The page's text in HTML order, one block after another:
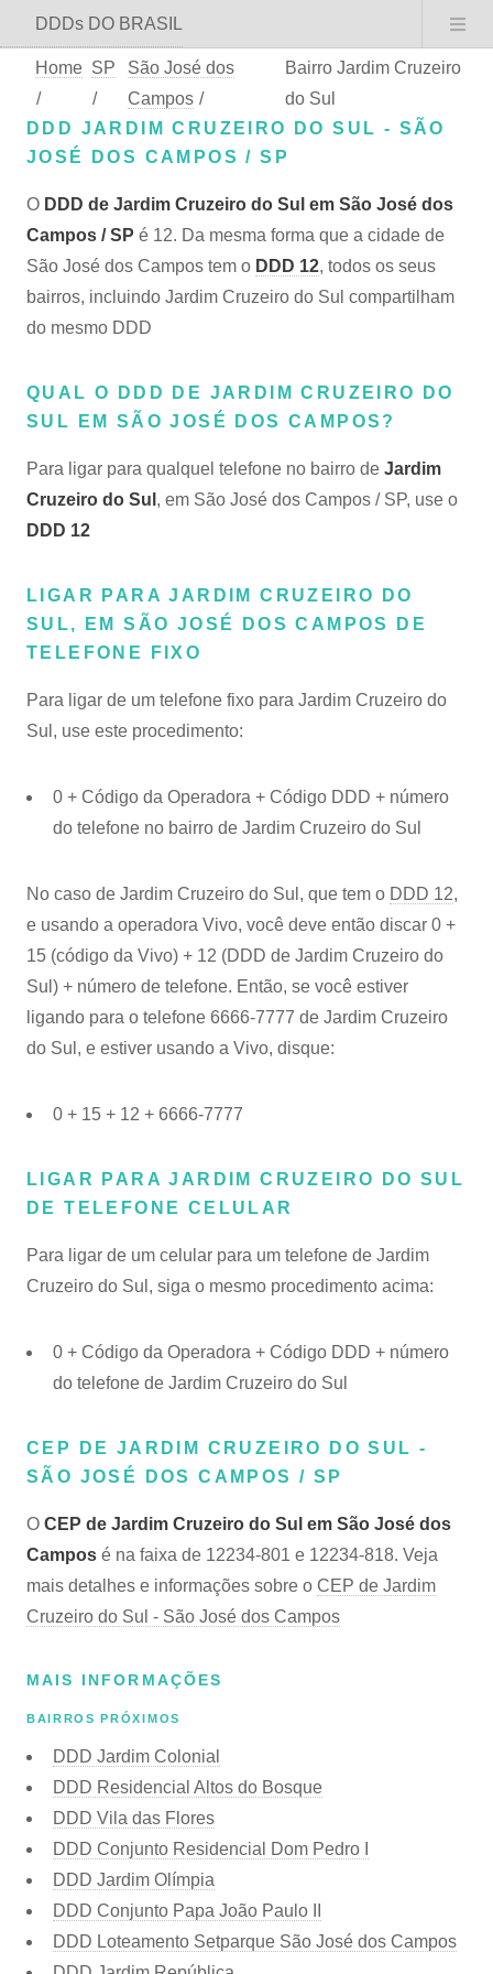
DDDs DO BRASIL
Home
/
SP
/
São José dos
Campos /
Bairro Jardim Cruzeiro
do Sul
DDD JARDIM CRUZEIRO DO SUL - SÃO
JOSÉ DOS CAMPOS / SP
O DDD de Jardim Cruzeiro do Sul em São José dos
Campos / SP é 12. Da mesma forma que a cidade de
São José dos Campos tem o DDD 12, todos os seus
bairros, incluindo Jardim Cruzeiro do Sul compartilham
do mesmo DDD
QUAL O DDD DE JARDIM CRUZEIRO DO
SUL EM SÃO JOSÉ DOS CAMPOS?
Para ligar para qualquel telefone no bairro de Jardim
Cruzeiro do Sul , em São José dos Campos / SP, use o
DDD 12
LIGAR PARA JARDIM CRUZEIRO DO
SUL, EM SÃO JOSÉ DOS CAMPOS DE
TELEFONE FIXO
Para ligar de um telefone fixo para Jardim Cruzeiro do
Sul, use este procedimento:
0 + Código da Operadora + Código DDD + número
do telefone no bairro de Jardim Cruzeiro do Sul
No caso de Jardim Cruzeiro do Sul, que tem o DDD 12,
e usando a operadora Vivo, você deve então discar 0 +
15 (código da Vivo) + 12 (DDD de Jardim Cruzeiro do
Sul) + número de telefone. Então, se você estiver
ligando para o telefone 6666-7777 de Jardim Cruzeiro
do Sul, e estiver usando a Vivo, disque:
0 + 15 + 12 + 6666-7777
LIGAR PARA JARDIM CRUZEIRO DO SUL
DE TELEFONE CELULAR
Para ligar de um celular para um telefone de Jardim
Cruzeiro do Sul, siga o mesmo procedimento acima:
0 + Código da Operadora + Código DDD + número
do telefone de Jardim Cruzeiro do Sul
CEP DE JARDIM CRUZEIRO DO SUL -
SÃO JOSÉ DOS CAMPOS / SP
O CEP de Jardim Cruzeiro do Sul em São José dos
Campos é na faixa de 12234-801 e 12234-818. Veja
mais detalhes e informações sobre o CEP de Jardim
Cruzeiro do Sul - São José dos Campos
MAIS INFORMAÇÕES
BAIRROS PRÓXIMOS
DDD Jardim Colonial
DDD Residencial Altos do Bosque
DDD Vila das Flores
DDD Conjunto Residencial Dom Pedro I
DDD Jardim Olímpia
DDD Conjunto Papa João Paulo II
DDD Loteamento Setparque São José dos Campos